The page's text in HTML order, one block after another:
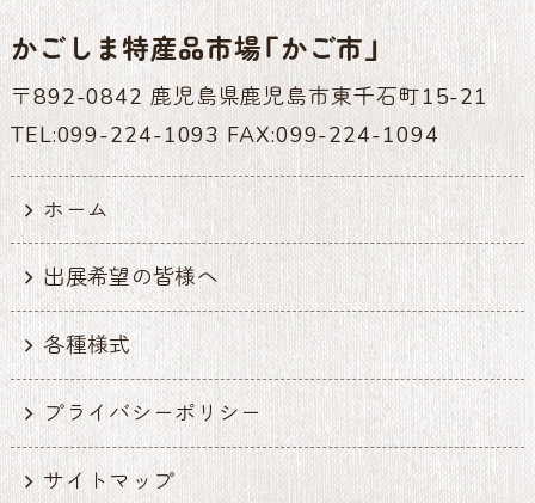
かごしま特産品市場「かご市」
〒892-0842 鹿児島県鹿児島市東千石町15-21
TEL:099-224-1093 FAX:099-224-1094
ホーム
出展希望の皆様へ
各種様式
プライバシーポリシー
サイトマップ